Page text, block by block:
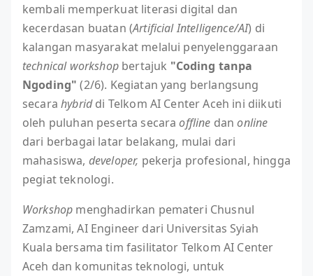
kembali memperkuat literasi digital dan
kecerdasan buatan (Artificial Intelligence/AI) di
kalangan masyarakat melalui penyelenggaraan
technical workshopbertajuk "Coding tanpa
Ngoding"(2/6). Kegiatan yang berlangsung
secarahybriddi Telkom AI Center Aceh ini diikuti
oleh puluhan peserta secaraoffline dan online
dari berbagai latar belakang, mulai dari
mahasiswa, developer, pekerja profesional, hingga
pegiat teknologi.
Workshop menghadirkan pemateri Chusnul
Zamzami, AI Engineer dari Universitas Syiah
Kuala bersama tim fasilitator Telkom AI Center
Aceh dan komunitas teknologi, untuk